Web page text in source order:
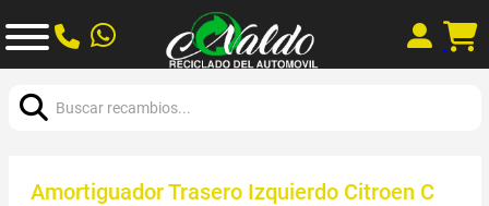
Amortiguador Trasero Izquierdo Citroen C